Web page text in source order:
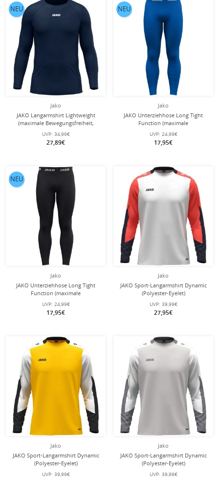
Jako
JAKO Langarmshirt Lightweight
(maximale Bewegungsfreiheit,
nahtlos) Unterwäsche marine blau
Herren
UVP: 34,99€
27,89€
NEU
Jako
JAKO Unterziehhose Long Tight
Function (maximale
Bewegungsfreiheit) lang
Unterwäsche royalblau
UVP: 24,99€
17,95€
NEU
Jako
JAKO Unterziehhose Long Tight
Function (maximale
Bewegungsfreiheit) lang
Unterwäsche schwarz
UVP: 24,99€
17,95€
NEU
Jako
JAKO Sport-Langarmshirt Dynamic
(Polyester-Eyelet)
weiss/coralrot/marineblau Herren
UVP: 39,99€
27,95€
Jako
JAKO Sport-Langarmshirt Dynamic
(Polyester-Eyelet)
gelb/weiss/schwarz Herren
UVP: 39,99€
Jako
JAKO Sport-Langarmshirt Dynamic
(Polyester-Eyelet)
hellgrau/weiss/grau Herren
UVP: 39,99€